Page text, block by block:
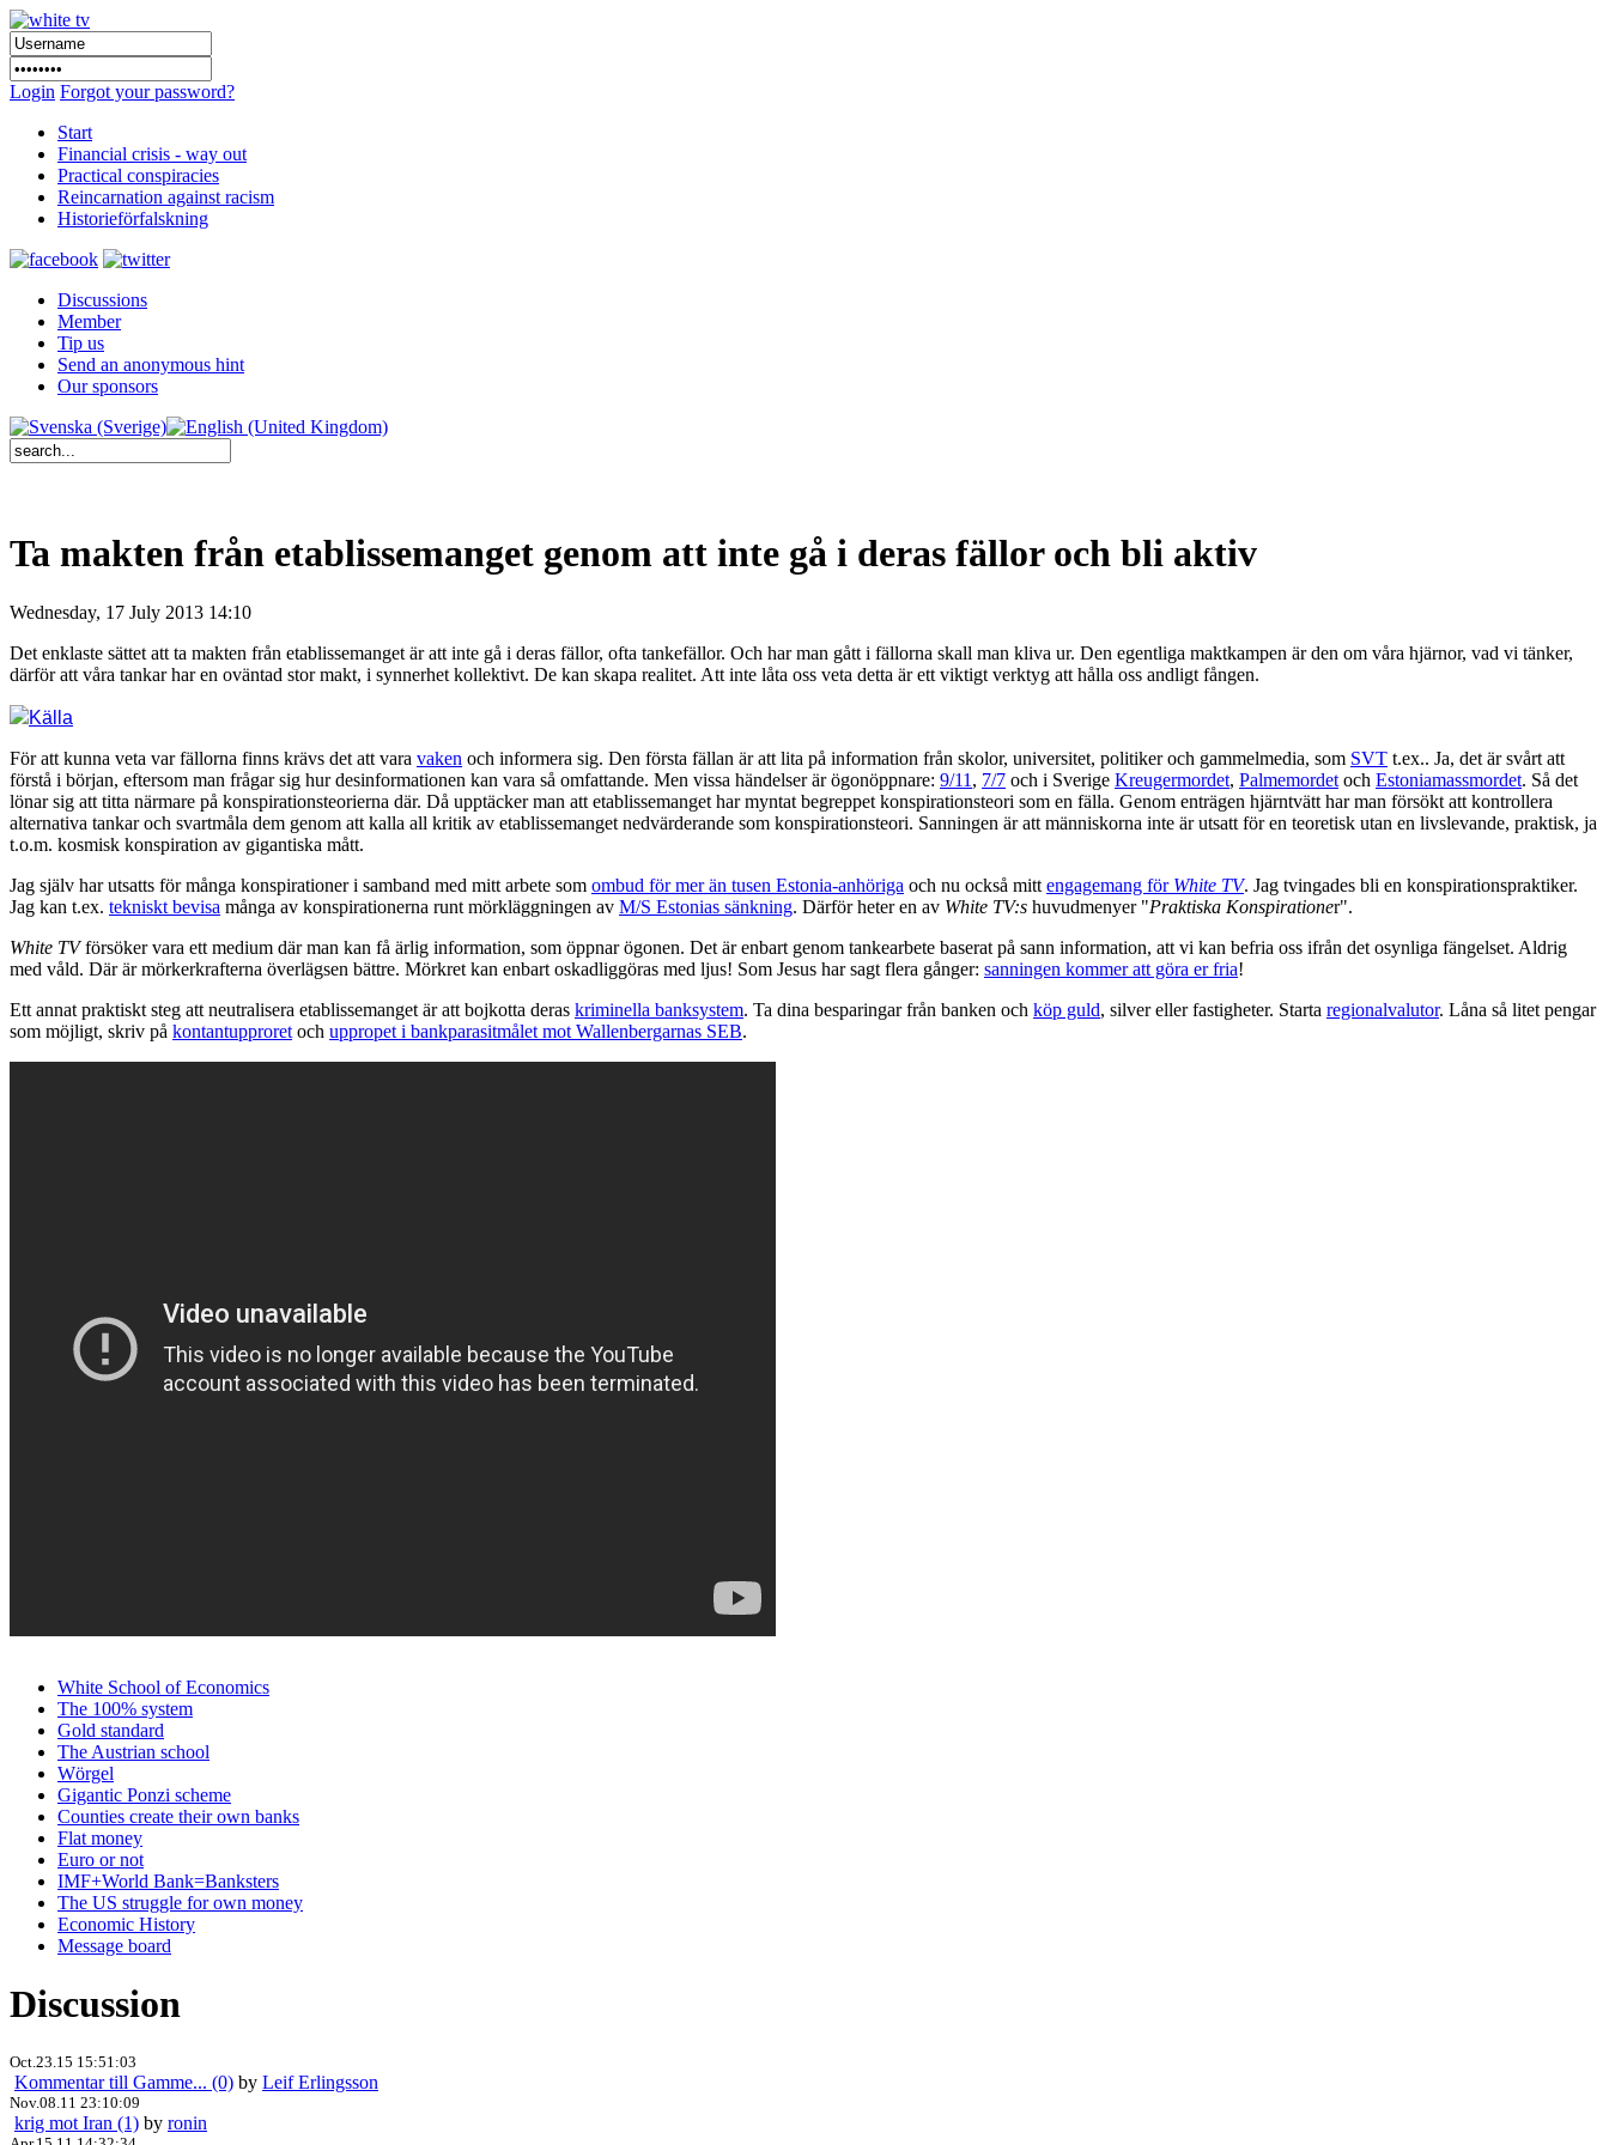
Login Forgot your password?
Start
Financial crisis - way out
Practical conspiracies
Reincarnation against racism
Historieförfalskning
Discussions
Member
Tip us
Send an anonymous hint
Our sponsors
Ta makten från etablissemanget genom att inte gå i deras fällor och bli aktiv
Wednesday, 17 July 2013 14:10
Det enklaste sättet att ta makten från etablissemanget är att inte gå i deras fällor, ofta tankefällor. Och har man gått i fällorna skall man kliva ur. Den egentliga maktkampen är den om våra hjärnor, vad vi tänker,
därför att våra tankar har en oväntad stor makt, i synnerhet kollektivt. De kan skapa realitet. Att inte låta oss veta detta är ett viktigt verktyg att hålla oss andligt fången.
Källa
För att kunna veta var fällorna finns krävs det att vara vaken och informera sig. Den första fällan är att lita på information från skolor, universitet, politiker och gammelmedia, som SVT t.ex.. Ja, det är svårt att
förstå i början, eftersom man frågar sig hur desinformationen kan vara så omfattande. Men vissa händelser är ögonöppnare: 9/11 , 7/7 och i Sverige Kreugermordet, Palmemordet och Estoniamassmordet. Så det
lönar sig att titta närmare på konspirationsteorierna där. Då upptäcker man att etablissemanget har myntat begreppet konspirationsteori som en fälla. Genom enträgen hjärntvätt har man försökt att kontrollera
alternativa tankar och svartmåla dem genom att kalla all kritik av etablissemanget nedvärderande som konspirationsteori. Sanningen är att människorna inte är utsatt för en teoretisk utan en livslevande, praktisk, ja
t.o.m. kosmisk konspiration av gigantiska mått.
Jag själv har utsatts för många konspirationer i samband med mitt arbete som ombud för mer än tusen Estonia-anhöriga och nu också mitt engagemang för White TV. Jag tvingades bli en konspirationspraktiker.
Jag kan t.ex. tekniskt bevisa många av konspirationerna runt mörkläggningen av M/S Estonias sänkning. Därför heter en av White TV:s huvudmenyer "Praktiska Konspirationer".
White TVförsöker vara ett medium där man kan få ärlig information, som öppnar ögonen. Det är enbart genom tankearbete baserat på sann information, att vi kan befria oss ifrån det osynliga fängelset. Aldrig
med våld. Där är mörkerkrafterna överlägsen bättre. Mörkret kan enbart oskadliggöras med ljus! Som Jesus har sagt flera gånger: sanningen kommer att göra er fria!
Ett annat praktiskt steg att neutralisera etablissemanget är att bojkotta deras kriminella banksystem. Ta dina besparingar från banken och köp guld, silver eller fastigheter. Starta regionalvalutor. Låna så litet pengar
som möjligt, skriv på kontantupproret och uppropet i bankparasitmålet mot Wallenbergarnas SEB.
White School of Economics
The 100% system
Gold standard
The Austrian school
Wörgel
Gigantic Ponzi scheme
Counties create their own banks
Flat money
Euro or not
IMF+World Bank=Banksters
The US struggle for own money
Economic History
Message board
Discussion
Oct.23.15 15:51:03
Kommentar till Gamme... (0) by Leif Erlingsson
Nov.08.11 23:10:09
krig mot Iran (1) by ronin